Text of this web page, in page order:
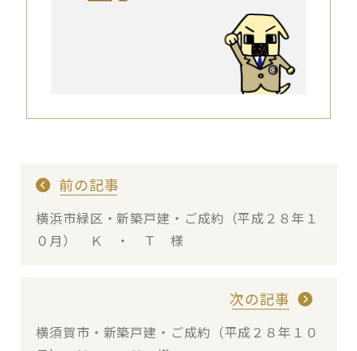
前の記事
横浜市緑区・新築戸建・ご成約（平成２８年１
０月） Ｋ ・ Ｔ 様
次の記事
横須賀市・新築戸建・ご成約（平成２８年１０